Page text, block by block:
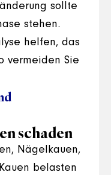
sollte
stehen.
helfen, das
vermeiden Sie
schaden
Nägelkauen,
belasten